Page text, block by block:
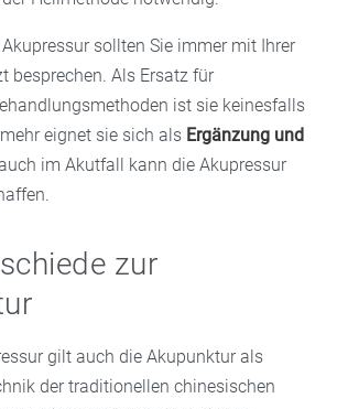
sollten Sie immer mit Ihrer
besprechen. Als Ersatz für
ist sie keinesfalls
eignet sie sich als Ergänzung und
im Akutfall kann die Akupressur
zur
gilt auch die Akupunktur als
der traditionellen chinesischen